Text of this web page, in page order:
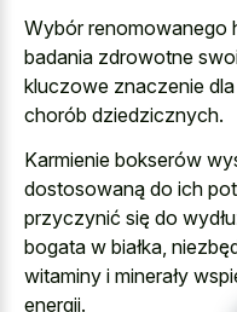
Wybór renomowanego
badania zdrowotne
kluczowe znaczenie
chorób dziedzicznych.
Karmienie bokserów
dostosowaną do ich
przyczynić się do
bogata w białka,
witaminy i minerały
energii.